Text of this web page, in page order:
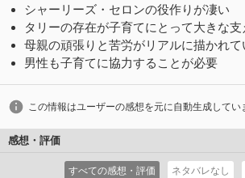
シャーリーズ・セロンの役作りが凄い
タリーの存在が子育てにとって大きな支
母親の頑張りと苦労がリアルに描かれて
男性も子育てに協力することが必要
この情報はユーザーの感想を元に自動生成してい
感想・評価
すべての感想・評価 ネタバレなし